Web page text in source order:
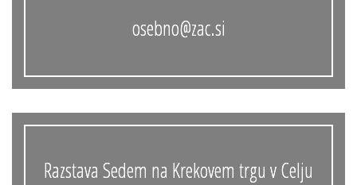
osebno@zac.si
Razstava Sedem na Krekovem trgu v Celju